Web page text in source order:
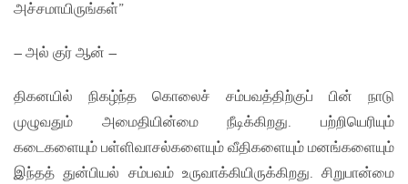
அச்சமாயிருங்கள்”
– அல் குர் ஆன் –
திகனயில் நிகழ்ந்த கொலைச் சம்பவத்திற்குப் பின் நாடு
முழுவதும் அமைதியின்மை நீடிக்கிறது. பற்றியெரியும்
கடைகளையும் பள்ளிவாசல்களையும் வீதிகளையும் மனங்களையும்
இந்தத் துன்பியல் சம்பவம் உருவாக்கியிருக்கிறது. சிறுபான்மை